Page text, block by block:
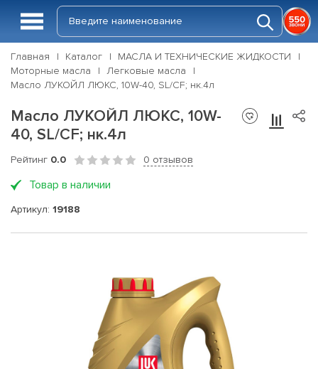
Главная Каталог
МАСЛА И ТЕХНИЧЕСКИЕ ЖИДКОСТИ
Моторные масла
Легковые масла
Масло ЛУКОЙЛ ЛЮКС, 10W-40, SL/CF; нк.4л
Масло ЛУКОЙЛ ЛЮКС, 10W-
40, SL/CF; нк.4л
Рейтинг 0.0 0 отзывов
Товар в наличии
Артикул: 19188